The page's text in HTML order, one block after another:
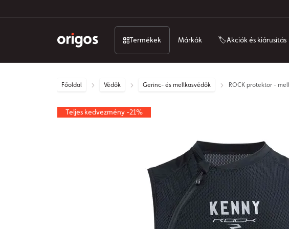
Termékek Márkák 🏷️Akciók és kiárusítás
Főoldal Védők Gerinc- és mellkasvédők ROCK protektor -
Teljes kedvezmény -21%